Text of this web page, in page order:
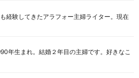
経験してきたアラフォー主婦ライター。現在
年生まれ。結婚２年目の主婦です。好きなこ